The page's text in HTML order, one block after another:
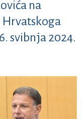
na
svibnja 2024.